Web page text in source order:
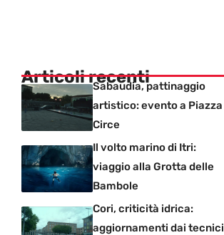
Articoli recentiSabaudia, pattinaggio
artistico: evento a Piazza
Circe
Il volto marino di Itri:
viaggio alla Grotta delle
Bambole
Cori, criticità idrica:
aggiornamenti dai tecnici